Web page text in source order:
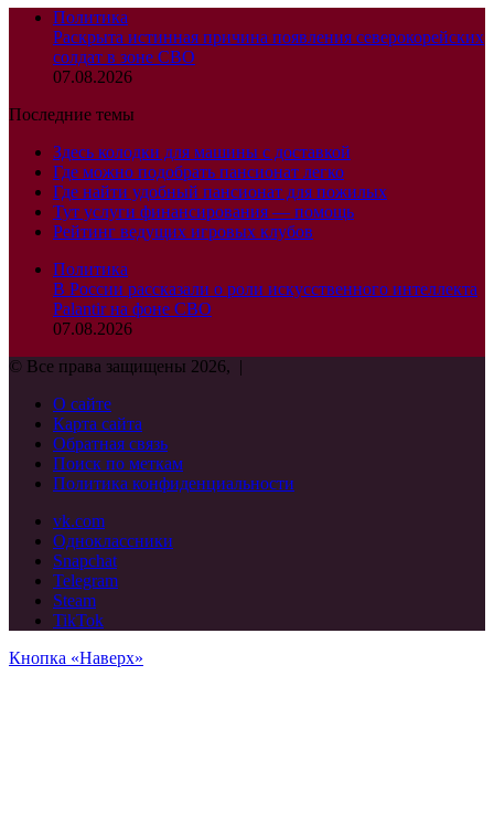
Политика
Раскрыта истинная причина появления северокорейских
солдат в зоне СВО
07.08.2026
Последние темы
Здесь колодки для машины с доставкой
Где можно подобрать пансионат легко
Где найти удобный пансионат для пожилых
Тут услуги финансирования — помощь
Рейтинг ведущих игровых клубов
Политика
В России рассказали о роли искусственного интеллекта
Palantir на фоне СВО
07.08.2026
© Все права защищены 2026, |
О сайте
Карта сайта
Обратная связь
Поиск по меткам
Политика конфиденциальности
vk.com
Одноклассники
Snapchat
Telegram
Steam
TikTok
Кнопка «Наверх»